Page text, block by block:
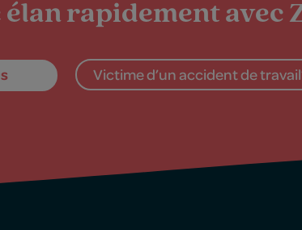
rapidement avec
Victime d’un accident de